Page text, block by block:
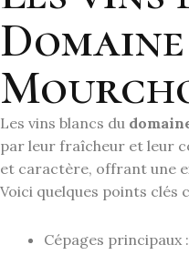
Les vins blancs du
par leur fraîcheur et leur
et caractère, offrant une
Voici quelques points clés
Cépages principaux